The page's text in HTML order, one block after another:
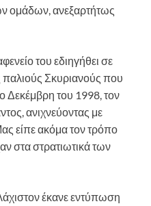
ομάδων, ανεξαρτήτως
του εδιηγήθει σε
παλιούς Σκυριανούς που
Δεκέμβρη του 1998, τον
ανιχνεύοντας με
είπε ακόμα τον τρόπο
στα στρατιωτικά των
έκανε εντύπωση